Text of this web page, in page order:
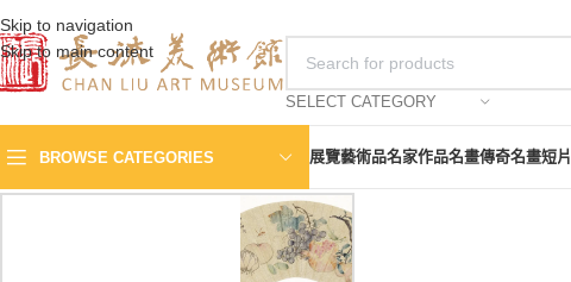
Skip to navigation
Skip to main content
SELECT CATEGORY
BROWSE CATEGORIES 展覽藝術品名家作品名畫傳奇名畫短片